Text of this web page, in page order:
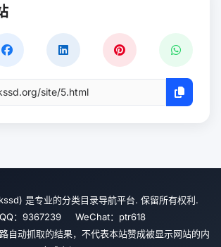
是专业的分类目录导航平台. 保留所有权利.
：9367239 WeChat：ptr618
自动抓取的结果，不代表本站赞成被显示网站的内